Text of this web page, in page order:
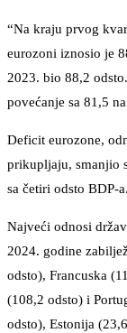
“Na kraju prvog
eurozoni iznosio je
2023. bio 88,2
povećanje sa 81,5
Deficit eurozone,
prikupljaju, smanjio
sa četiri odsto BDP-a.
Najveći odnosi
2024. godine
odsto), Francuska
(108,2 odsto) i
odsto), Estonija